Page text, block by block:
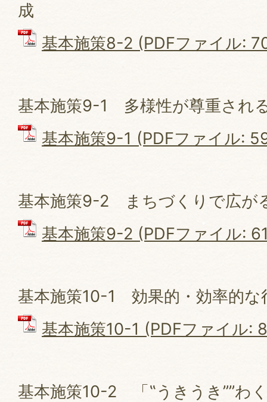
成
基本施策8-2 (PDFファイル:
基本施策9-1 多様性が尊重され
基本施策9-1 (PDFファイル:
基本施策9-2 まちづくりで広が
基本施策9-2 (PDFファイル:
基本施策10-1 効果的・効率的な
基本施策10-1 (PDFファイル:
基本施策10-2 「‟うきうき””わ